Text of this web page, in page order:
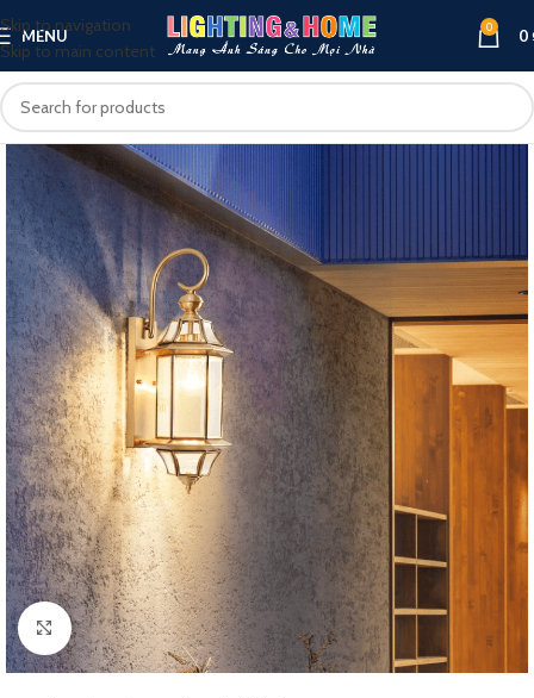
Skip to navigation
Skip to main content
MENU 0 0
Click to enlarge